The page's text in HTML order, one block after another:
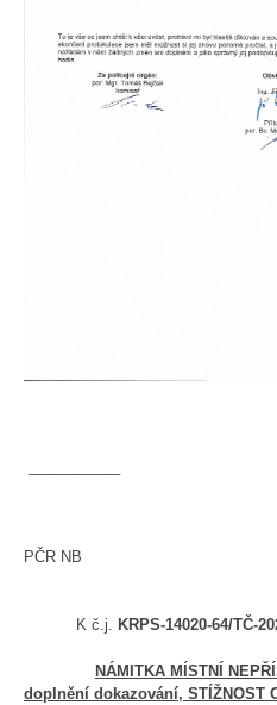
PČR NB
K č.j. KRPS-14020-64/TČ-
NÁMITKA MÍSTNÍ
doplnění dokazování, STÍŽNOST